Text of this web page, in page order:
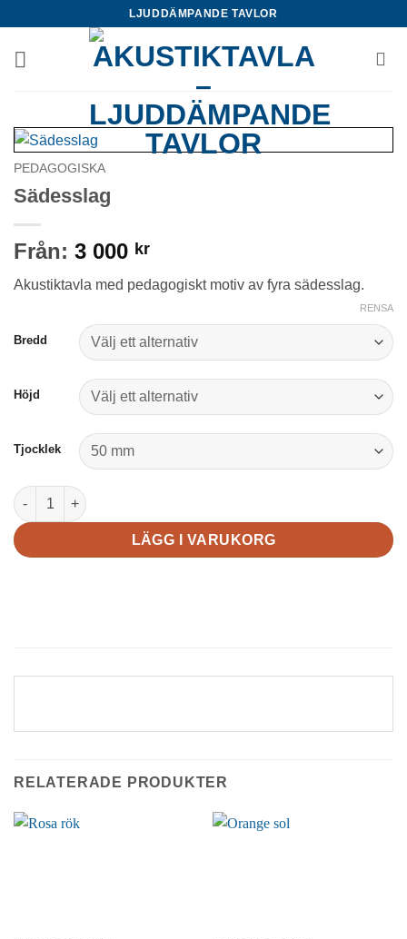
content
LJUDDÄMPANDE TAVLOR
PEDAGOGISKA
Sädesslag
Från: 3 000 kr
Akustiktavla med pedagogiskt motiv av fyra sädesslag.
Bredd
Höjd
Tjocklek
RENSA
Sädesslag mängd
LÄGG I VARUKORG
RELATERADE PRODUKTER